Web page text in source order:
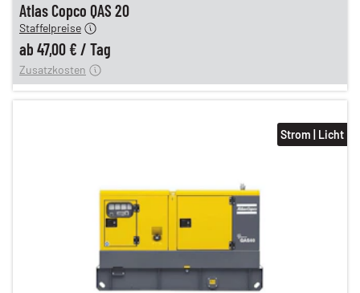
Atlas Copco QAS 20
Staffelpreise
ab 47,00 € / Tag
12,00 €
Zusatzkosten
Strom | Licht